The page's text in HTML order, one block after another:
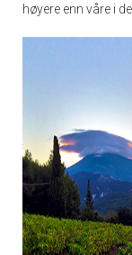
høyere enn våre i